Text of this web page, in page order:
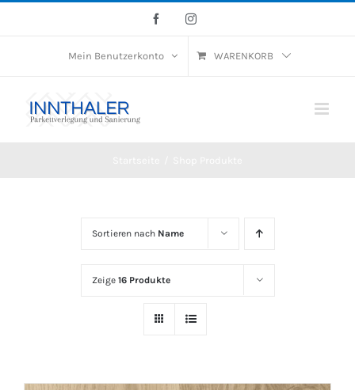
FacebookInstagram
Mein Benutzerkonto WARENKORB
Sortieren nach Name
Zeige 16 Produkte